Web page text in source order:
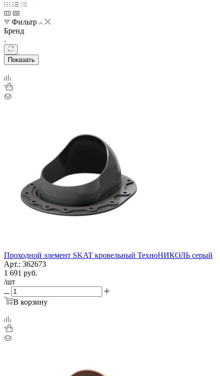
Фильтр
Бренд
Показать
Проходной элемент SKAT кровельный ТехноНИКОЛЬ серый
Арт.: 362673
1 691 руб.
/шт
В корзину